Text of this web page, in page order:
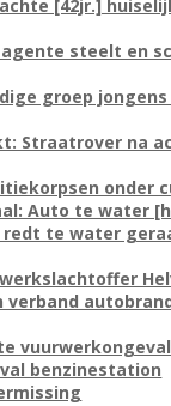
[42jr.]
agente steelt en
groep
Straatrover na
onder
Auto te water
redt te water
verband
benzinestation